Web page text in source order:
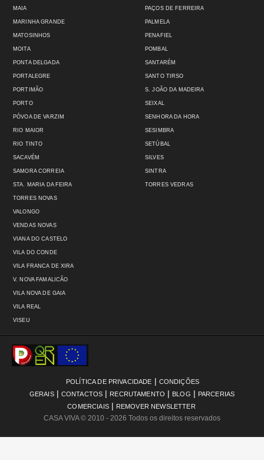
MAIA
MARINHA GRANDE
MATOSINHOS
MOITA
PAÇOS DE FERREIRA
PALMELA
PENAFIEL
POMBAL
PONTA DELGADA
PORTALEGRE
PORTIMÃO
PORTO
PÓVOA DE VARZIM
RIO MAIOR
RIO TINTO
SACAVÉM
SAMORA CORREIA
STA. MARIA DA FEIRA
SANTARÉM
SANTO TIRSO
S. JOÃO DA MADEIRA
SEIXAL
SENHORA DA HORA
SESIMBRA
SETÚBAL
SILVES
SINTRA
TORRES VEDRAS
TORRES NOVAS
VALONGO
VENDAS NOVAS
VIANA DO CASTELO
VILA DO CONDE
VILA FRANCA DE XIRA
V. NOVA FAMALICÃO
VILA NOVA DE GAIA
VILA REAL
VISEU
POLÍTICA DE PRIVACIDADE | CONDIÇÕES
GERAIS | CONTACTOS | RECRUTAMENTO | BLOG | PARCERIAS
COMERCIAIS | REMOVER NEWSLETTER
CASA VIVA© 2010 - 2026 Todos os direitos reservados